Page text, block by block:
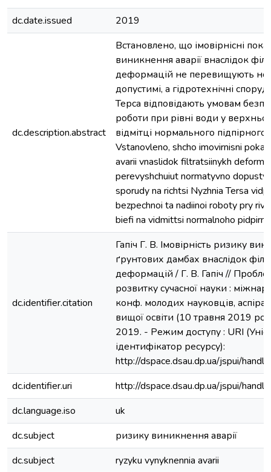
dc.date.issued
2019
dc.description.abstract
Встановлено, що імовірнісні
виникнення аварії внаслідок
деформацій не перевищують
допустимі, а гідротехнічні
Терса відповідають умовам
роботи при рівні води у
відмітці нормального підпірного
Vstanovleno, shcho imovirnisni
avarii vnaslidok filtratsiinykh
perevyshchuiut normatyvno
sporudy na richtsi Nyzhnia Tersa
bezpechnoi ta nadiinoi roboty pry
biefi na vidmittsi normalnoho
dc.identifier.citation
Гапіч Г. В. Імовірність ризику
ґрунтових дамбах внаслідок
деформацій / Г. В. Гапіч //
розвитку сучасної науки :
конф. молодих науковців,
вищої освіти (10 травня 2019
2019. - Режим доступу : URI
ідентифікатор ресурсу):
http://dspace.dsau.dp.ua/jspui/
dc.identifier.uri
http://dspace.dsau.dp.ua/jspui/
dc.language.iso
uk
dc.subject
ризику виникнення аварії
dc.subject
ryzyku vynyknennia avarii